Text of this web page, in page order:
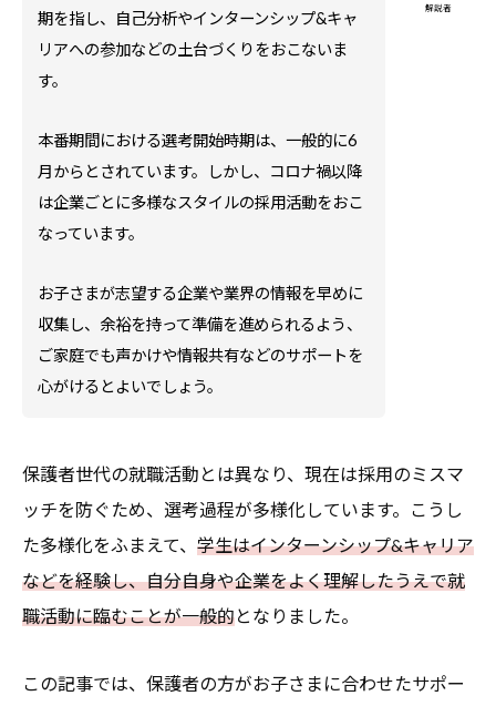
解説者
期を指し、自己分析やインターンシップ&キャ
リアへの参加などの土台づくりをおこないま
す。
本番期間における選考開始時期は、一般的に6
月からとされています。しかし、コロナ禍以降
は企業ごとに多様なスタイルの採用活動をおこ
なっています。
お子さまが志望する企業や業界の情報を早めに
収集し、余裕を持って準備を進められるよう、
ご家庭でも声かけや情報共有などのサポートを
心がけるとよいでしょう。
保護者世代の就職活動とは異なり、現在は採用のミスマ
ッチを防ぐため、選考過程が多様化しています。こうし
た多様化をふまえて、 学生はインターンシップ&キャリア
などを経験し、自分自身や企業をよく理解したうえで就
職活動に臨むことが一般的となりました。
この記事では、保護者の方がお子さまに合わせたサポー